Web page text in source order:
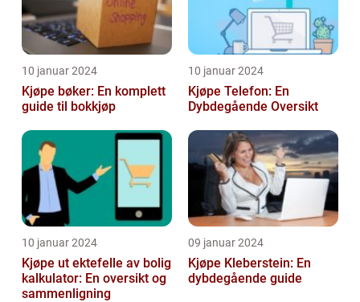
10 januar 2024
Kjøpe bøker: En komplett
guide til bokkjøp
10 januar 2024
Kjøpe Telefon: En
Dybdegående Oversikt
10 januar 2024
Kjøpe ut ektefelle av bolig
kalkulator: En oversikt og
sammenligning
09 januar 2024
Kjøpe Kleberstein: En
dybdegående guide